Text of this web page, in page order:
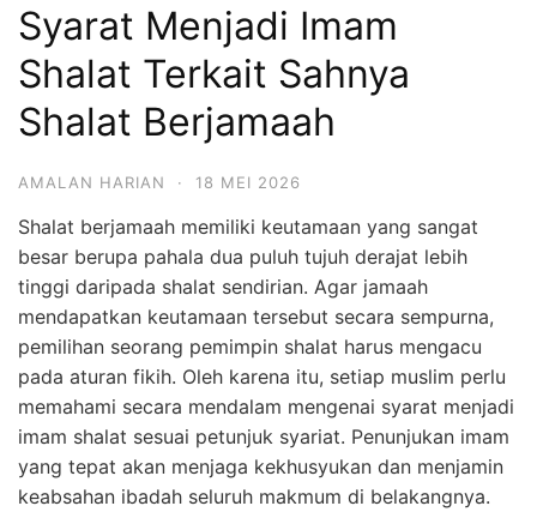
Syarat Menjadi Imam
Shalat Terkait Sahnya
Shalat Berjamaah
AMALAN HARIAN · 18 MEI 2026
Shalat berjamaah memiliki keutamaan yang sangat
besar berupa pahala dua puluh tujuh derajat lebih
tinggi daripada shalat sendirian. Agar jamaah
mendapatkan keutamaan tersebut secara sempurna,
pemilihan seorang pemimpin shalat harus mengacu
pada aturan fikih. Oleh karena itu, setiap muslim perlu
memahami secara mendalam mengenai syarat menjadi
imam shalat sesuai petunjuk syariat. Penunjukan imam
yang tepat akan menjaga kekhusyukan dan menjamin
keabsahan ibadah seluruh makmum di belakangnya.